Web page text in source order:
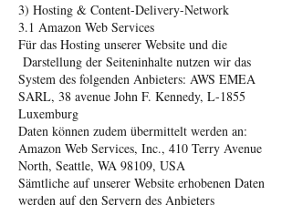
3) Hosting & Content-Delivery-Network
3.1 Amazon Web Services
Für das Hosting unserer Website und die
Darstellung der Seiteninhalte nutzen wir das
System des folgenden Anbieters: AWS EMEA
SARL, 38 avenue John F. Kennedy, L-1855
Luxemburg
Daten können zudem übermittelt werden an:
Amazon Web Services, Inc., 410 Terry Avenue
North, Seattle, WA 98109, USA
Sämtliche auf unserer Website erhobenen Daten
werden auf den Servern des Anbieters